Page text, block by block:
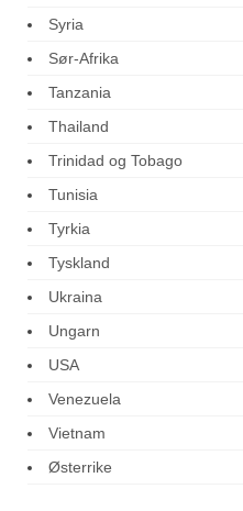
Syria
Sør-Afrika
Tanzania
Thailand
Trinidad og Tobago
Tunisia
Tyrkia
Tyskland
Ukraina
Ungarn
USA
Venezuela
Vietnam
Østerrike